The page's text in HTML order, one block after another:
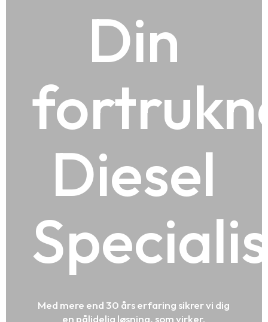
Din
Diesel
Med mere end 30 års erfaring sikrer vi dig
en pålidelig løsning, som virker.